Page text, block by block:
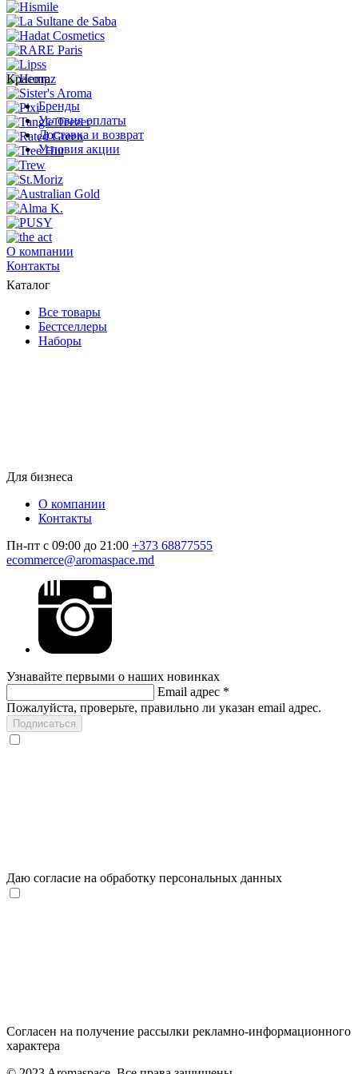
О компании
Контакты
Красота
Бренды
Условия оплаты
Доставка и возврат
Условия акции
Каталог
Все товары
Бестселлеры
Наборы
Для бизнеса
О компании
Контакты
Пн-пт с 09:00 до 21:00 +373 68877555
ecommerce@aromaspace.md
Узнавайте первыми о наших новинках
Email адрес *
Пожалуйста, проверьте, правильно ли указан email адрес.
Подписаться
Даю согласие на обработку персональных данных
Согласен на получение рассылки рекламно-информационного
характера